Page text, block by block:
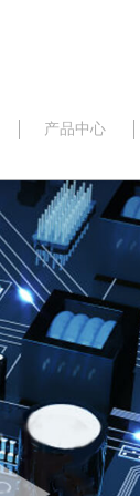
产品中心
研华
威强
新汉
三碁
佛斯特
西门子